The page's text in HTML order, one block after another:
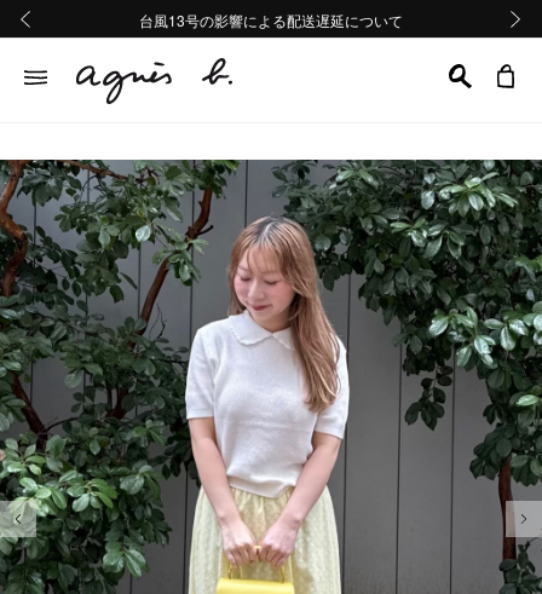
熊本地域地震の影響による配送遅延について
Summer Sale 2buy10%OFF!!
台風13号の影響による配送遅延について
熊本地域地震の影響による配送遅延について
Summer Sale 2buy10%OFF!!
前の画像